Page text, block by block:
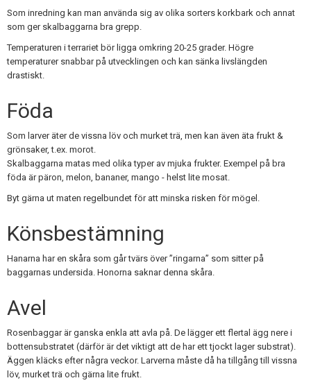
Som inredning kan man använda sig av olika sorters korkbark och annat
som ger skalbaggarna bra grepp.
Temperaturen i terrariet bör ligga omkring 20-25 grader. Högre
temperaturer snabbar på utvecklingen och kan sänka livslängden
drastiskt.
Föda
Som larver äter de vissna löv och murket trä, men kan även äta frukt &
grönsaker, t.ex. morot.
Skalbaggarna matas med olika typer av mjuka frukter. Exempel på bra
föda är päron, melon, bananer, mango - helst lite mosat.
Byt gärna ut maten regelbundet för att minska risken för mögel.
Könsbestämning
Hanarna har en skåra som går tvärs över ”ringarna” som sitter på
baggarnas undersida. Honorna saknar denna skåra.
Avel
Rosenbaggar är ganska enkla att avla på. De lägger ett flertal ägg nere i
bottensubstratet (därför är det viktigt att de har ett tjockt lager substrat).
Äggen kläcks efter några veckor. Larverna måste då ha tillgång till vissna
löv, murket trä och gärna lite frukt.